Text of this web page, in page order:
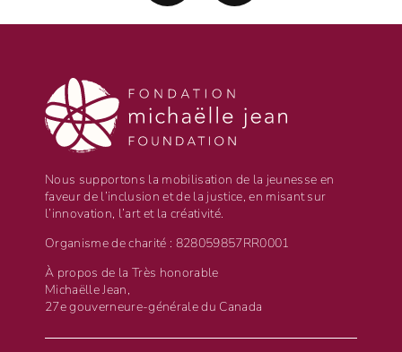
Nous supportons la mobilisation de la jeunesse en
faveur de l’inclusion et de la justice, en misant sur
l’innovation, l’art et la créativité.
Organisme de charité : 828059857RR0001
À propos de la Très honorable
Michaëlle Jean,
27e gouverneure-générale du Canada